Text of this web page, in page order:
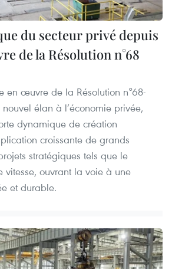
du secteur privé depuis
de la Résolution n°68
en œuvre de la Résolution n°68-
élan à l’économie privée,
dynamique de création
croissante de grands
stratégiques tels que le
vitesse, ouvrant la voie à une
et durable.